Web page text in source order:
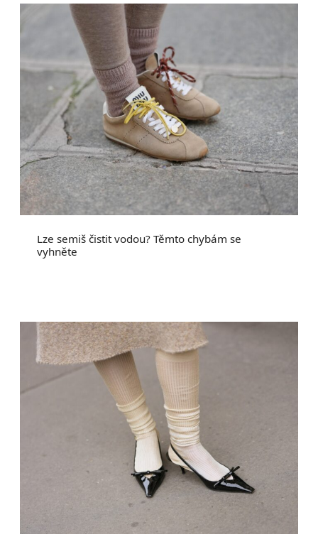
Lze semiš čistit vodou? Těmto chybám se
vyhněte